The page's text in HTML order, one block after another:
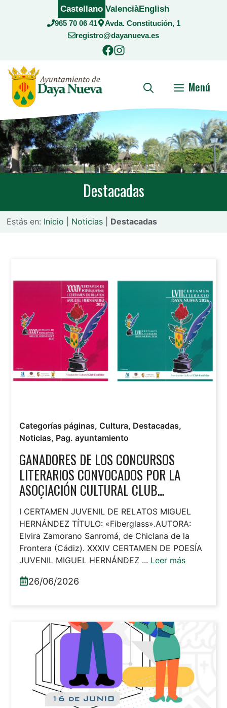
965 70 06 41
Avda. Constitución, 1
registro@dayanueva.es
Castellano ValenciàEnglish
Menú
Destacadas
Estás en: Inicio Noticias Destacadas
Categorías páginas, Cultura, Destacadas,
Noticias, Pag. ayuntamiento
GANADORES DE LOS CONCURSOS
LITERARIOS CONVOCADOS POR LA
ASOCIACIÓN CULTURAL CLUB
EXCÉLSIOR DE DAYA NUEVA
I CERTAMEN JUVENIL DE RELATOS MIGUEL
HERNÁNDEZ TÍTULO: «Fiberglass».AUTORA:
Elvira Zamorano Sanromá, de Chiclana de la
Frontera (Cádiz). XXXIV CERTAMEN DE POESÍA
JUVENIL MIGUEL HERNÁNDEZ ... Leer más
26/06/2026